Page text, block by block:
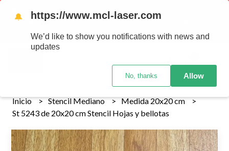
Tenemos envios a todo el pais!........ Los envios Por MENOR se
realizan 48 hs habiles porteriores al pago , los pedidos por
MAYOR se envian 7 dias posteriores al pago del pedido
Inicio Stencil Mediano
Medida 20x20 cm
St 5243 de 20x20 cm Stencil Hojas y bellotas
🔔 https://www.mcl-laser.com
We’d like to show you notifications with news and
updates
No, thanks Allow